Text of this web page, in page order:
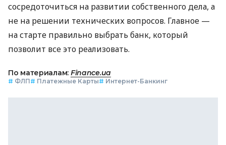
сосредоточиться на развитии собственного дела, а
не на решении технических вопросов. Главное —
на старте правильно выбрать банк, который
позволит все это реализовать.
По материалам: Finance.ua
# ФЛП# Платежные Карты# Интернет-Банкинг